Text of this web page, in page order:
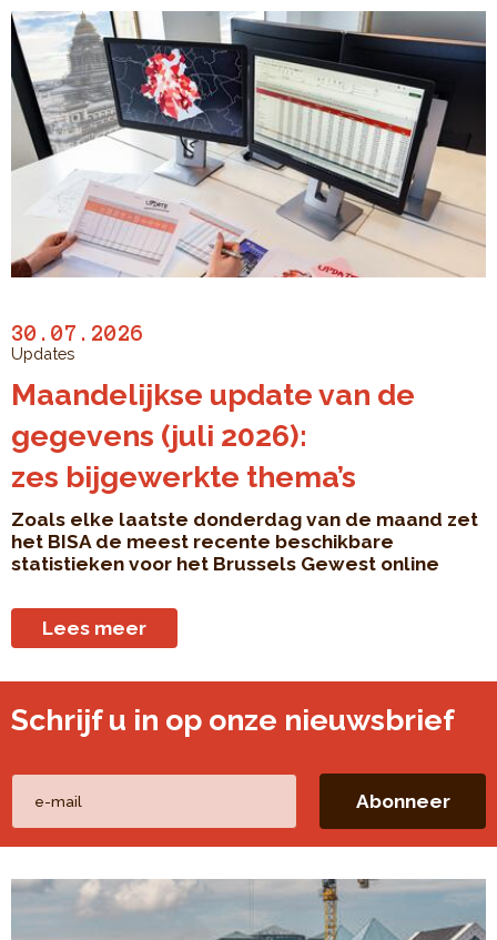
Schrijf u in op onze nieuwsbrief
30.07.2026
Updates
Maandelijkse update van de
gegevens (juli 2026):
zes bijgewerkte thema’s
Zoals elke laatste donderdag van de maand zet
het BISA de meest recente beschikbare
statistieken voor het Brussels Gewest online
Lees meer